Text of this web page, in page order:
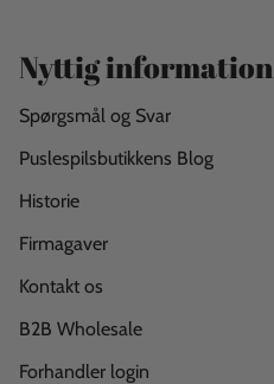
Nyttig information
Spørgsmål og Svar
Puslespilsbutikkens Blog
Historie
Firmagaver
Kontakt os
B2B Wholesale
Forhandler login